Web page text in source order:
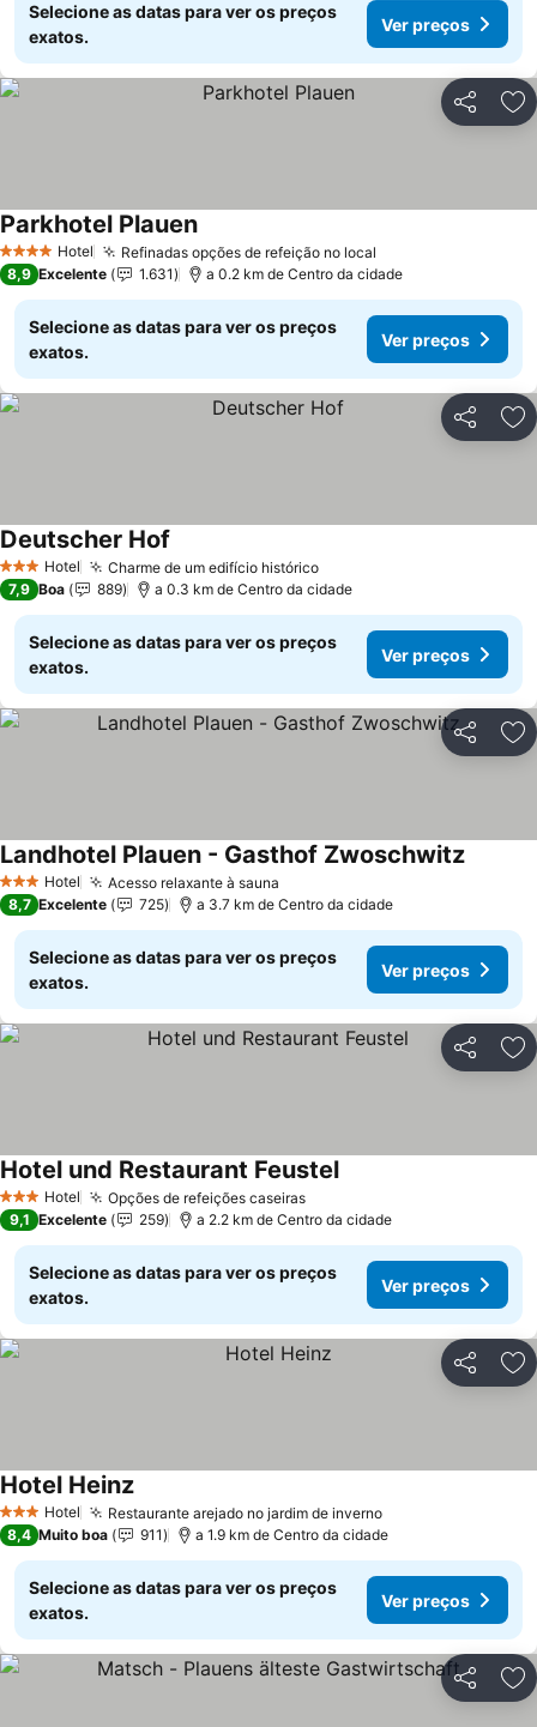
Selecione as datas para ver os preços
exatos.
Ver preços
Partilhar
4 EstrelasHotel Refinadas opções de refeição no local
Parkhotel PlauenVer preços
8,9 Excelente 1.631 a 0.2 km de Centro da cidade
Selecione as datas para ver os preços
exatos.
Ver preços
Partilhar
3 EstrelasHotel Charme de um edifício históricoVer preços
Deutscher Hof
7,9 Boa 889 a 0.3 km de Centro da cidade
Selecione as datas para ver os preços
exatos.
Ver preços
Partilhar
3 EstrelasHotel Acesso relaxante à sauna
Landhotel Plauen - Gasthof ZwoschwitzVer
8,7 Excelente 725 a 3.7 km de Centro da cidade
Selecione as datas para ver os preços
exatos.
Ver preços
Partilhar
3 EstrelasHotel Opções de refeições caseirasVer preços
Hotel und Restaurant FeustelVer preços
9,1 Excelente 259 a 2.2 km de Centro da cidade
Selecione as datas para ver os preços
exatos.
Ver preços
Partilhar
3 EstrelasHotel Restaurante arejado no jardim de invernoVer preços
Hotel HeinzVer preços
8,4 Muito boa 911 a 1.9 km de Centro da cidade
Selecione as datas para ver os preços
exatos.
Ver preços
Partilhar